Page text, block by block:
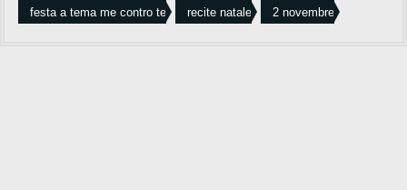
festa a tema me contro te recite natale 2 novembre